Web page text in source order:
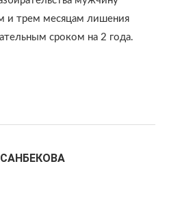
и трем месяцам лишения
сроком на 2 года.